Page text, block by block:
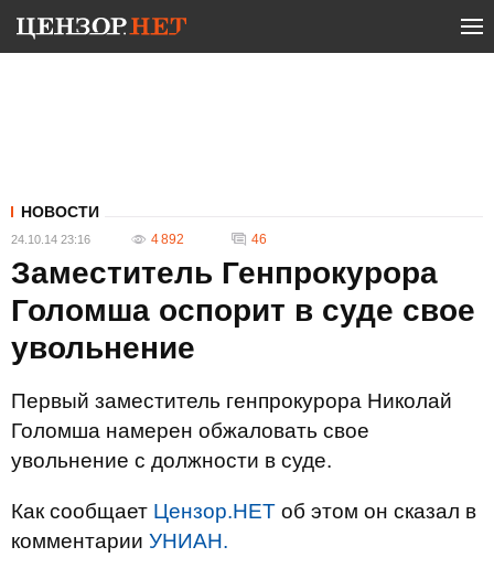
НОВОСТИ
24.10.14 23:16 4 892 46
Заместитель Генпрокурора
Голомша оспорит в суде свое
увольнение
Первый заместитель генпрокурора Николай
Голомша намерен обжаловать свое
увольнение с должности в суде.
Как сообщает Цензор.НЕТ об этом он сказал в
комментарии УНИАН.